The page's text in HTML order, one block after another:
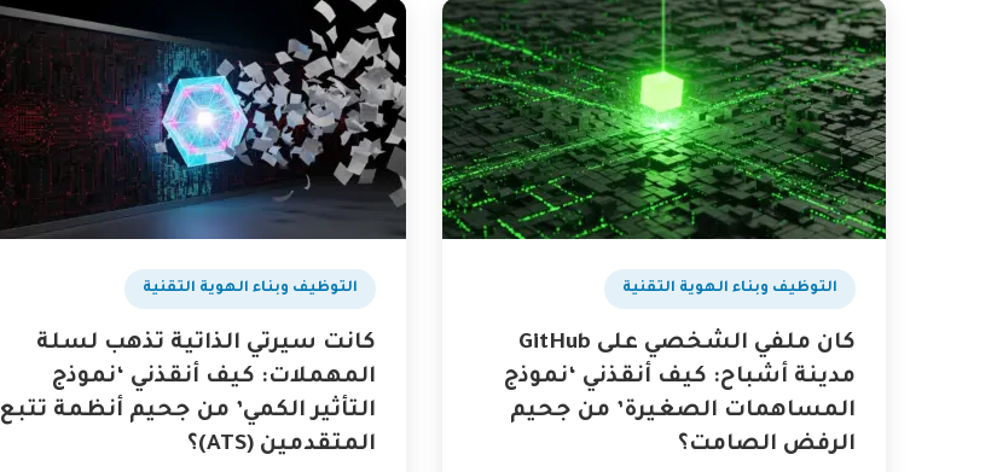
التوظيف وبناء الهوية التقنية
كان ملفي الشخصي على GitHub
مدينة أشباح: كيف أنقذني ‘نموذج
المساهمات الصغيرة’ من جحيم
الرفض الصامت؟
التوظيف وبناء الهوية التقنية
كانت سيرتي الذاتية تذهب لسلة
المهملات: كيف أنقذني ‘نموذج
التأثير الكمي’ من جحيم أنظمة تتبع
المتقدمين (ATS)؟